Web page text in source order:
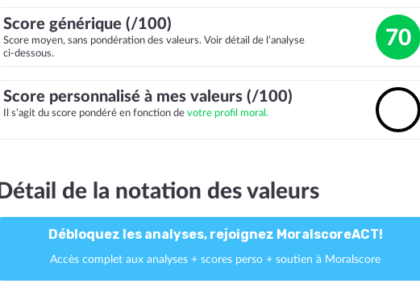
Score générique (/100)
Score moyen, sans pondération des valeurs. Voir détail de l’analyse
ci-dessous.
70
Score personnalisé à mes valeurs (/100)
Il s’agit du score pondéré en fonction de votre profil moral.
Détail de la notation des valeurs
Débloquez les analyses, rejoignez MoralscoreACT!
Accès complet aux analyses + scores perso + soutien à Moralscore